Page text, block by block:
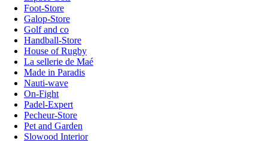
Foot-Store
Galop-Store
Golf and co
Handball-Store
House of Rugby
La sellerie de Maé
Made in Paradis
Nauti-wave
On-Fight
Padel-Expert
Pecheur-Store
Pet and Garden
Slowood Interior